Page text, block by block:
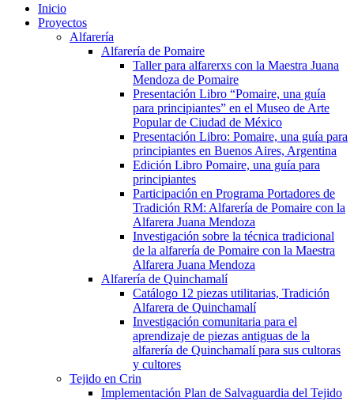
Inicio
Proyectos
Alfarería
Alfarería de Pomaire
Taller para alfarerxs con la Maestra Juana
Mendoza de Pomaire
Presentación Libro “Pomaire, una guía
para principiantes” en el Museo de Arte
Popular de Ciudad de México
Presentación Libro: Pomaire, una guía para
principiantes en Buenos Aires, Argentina
Edición Libro Pomaire, una guía para
principiantes
Participación en Programa Portadores de
Tradición RM: Alfarería de Pomaire con la
Alfarera Juana Mendoza
Investigación sobre la técnica tradicional
de la alfarería de Pomaire con la Maestra
Alfarera Juana Mendoza
Alfarería de Quinchamalí
Catálogo 12 piezas utilitarias, Tradición
Alfarera de Quinchamalí
Investigación comunitaria para el
aprendizaje de piezas antiguas de la
alfarería de Quinchamalí para sus cultoras
y cultores
Tejido en Crin
Implementación Plan de Salvaguardia del Tejido